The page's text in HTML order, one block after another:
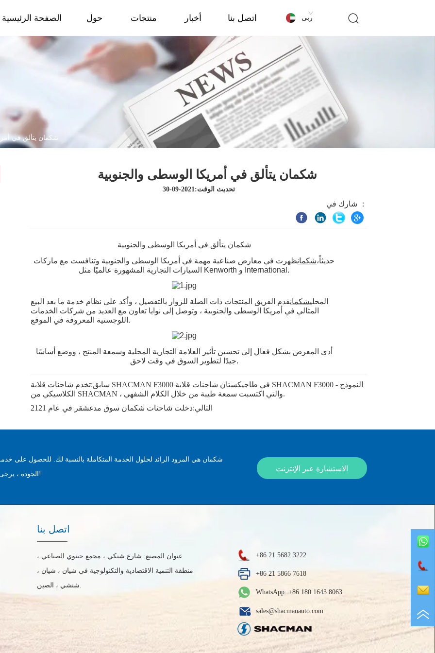
الصفحة الرئيسية حول منتجات أخبار اتصل بنا عربى
شكمان يتألق في
شكمان يتألق في أمريكا الوسطى والجنوبية
تحديث الوقت:2021-09-30
شارك في ：
سابق:تخدم شاحنات قلابة SHACMAN F3000 في طاجيكستان شاحنات قلابة SHACMAN F3000 - النموذج
الكلاسيكي من SHACMAN ، والتي اكتسبت سمعة طيبة من خلال الكلام الشفهي.
التالي:دخلت شاحنات شكمان سوق مدغشقر في عام 2121
شكمان هي المزود الرائد لحلول الخدمة المتكاملة بالنسبة لك. للحصول على
الجودة ، يرجى الاتصال بنا على الفور!
الاستشارة عبر الإنترنت
اتصل بنا
عنوان المصنع: شارع شنكي ، مجمع جينوي الصناعي ،
منطقة التنمية الاقتصادية والتكنولوجية في شيان ، شيان ،
شنشي ، الصين.
+86 21 5682 3222
+86 21 5866 7618
WhatsApp: +86 180 1643 8063
sales@shacmanauto.com